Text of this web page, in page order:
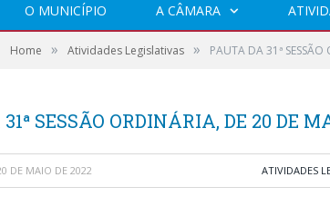
O MUNICÍPIO A CÂMARA
Home » Atividades Legislativas » PAUTA DA 31ª
SESSÃO ORDINÁRIA, DE 20 DE
DE MAIO DE 2022 ATIVIDADES